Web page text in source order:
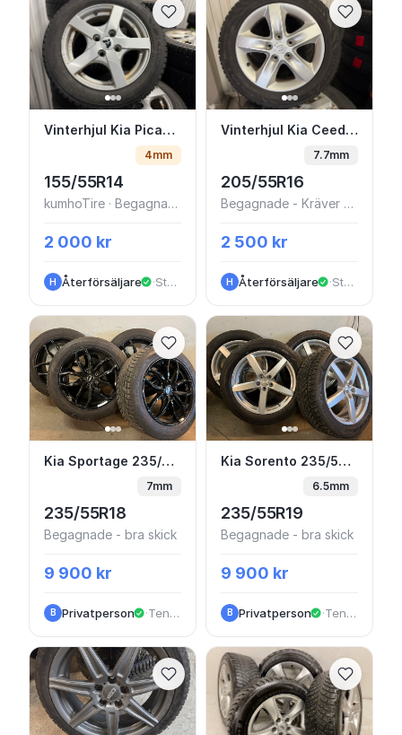
Vinterhjul Kia Picanto 14” Dubb
Vinterhjul Kia Picanto 14” Dubb
4mm
155/55R14
kumhoTire · Begagnade - Ok skick
2 000 kr
H Återförsäljare · Stockholm
Vinterhjul Kia Ceed
Vinterhjul Kia Ceed 16” Friktion
7.7mm
205/55R16
Begagnade - Kräver åtgärd
2 500 kr
H Återförsäljare · Stockholm
Kia Sportage 235/55-18 Nya fälgar
Kia Sportage 235/55-18 Nya fälgar
7mm
235/55R18
Begagnade - bra skick
9 900 kr
B Privatperson · Tenhult
Kia Sorento 235/55-
Kia Sorento 235/55-19 NYA Fälgar
6.5mm
235/55R19
Begagnade - bra skick
9 900 kr
B Privatperson · Tenhult